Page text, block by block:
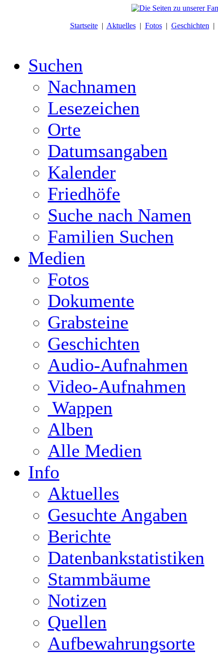
Startseite| Aktuelles| Fotos| Geschichten |
Suchen
Nachnamen
Lesezeichen
Orte
Datumsangaben
Kalender
Friedhöfe
Suche nach Namen
Familien Suchen
Medien
Fotos
Dokumente
Grabsteine
Geschichten
Audio-Aufnahmen
Video-Aufnahmen
Wappen
Alben
Alle Medien
Info
Aktuelles
Gesuchte Angaben
Berichte
Datenbankstatistiken
Stammbäume
Notizen
Quellen
Aufbewahrungsorte